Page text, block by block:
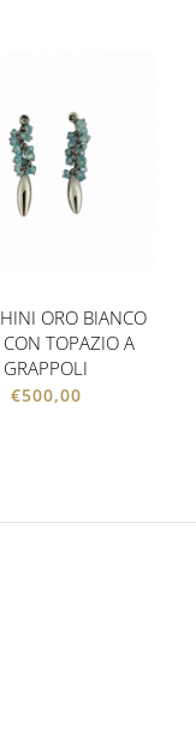
ORO BIANCO
TOPAZIO A
GRAPPOLI
€500,00